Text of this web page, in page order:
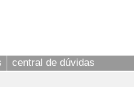
central de dúvidas